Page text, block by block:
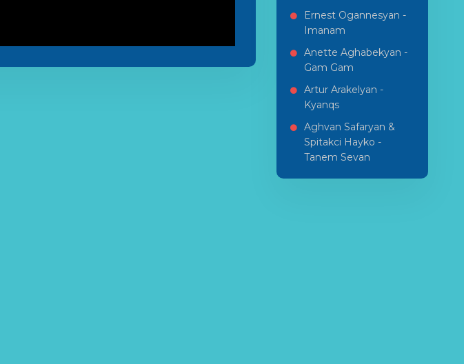
Ernest Ogannesyan -
Imanam
Anette Aghabekyan -
Gam Gam
Artur Arakelyan -
Kyanqs
Aghvan Safaryan &
Spitakci Hayko -
Tanem Sevan